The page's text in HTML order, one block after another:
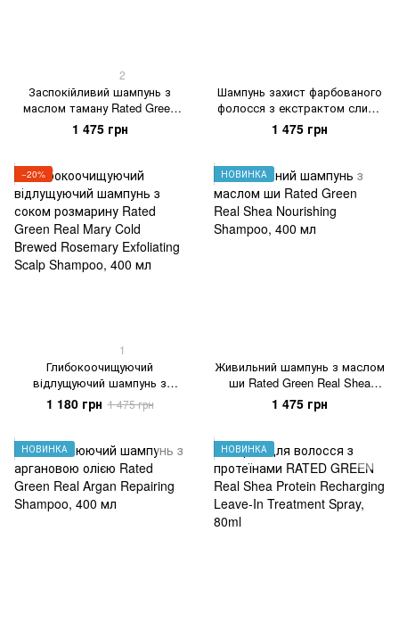
2
Заспокійливий шампунь з
маслом таману Rated Green
Real Tamanu Cold Pressed
Tamanu Oil Soothing Scalp
1 475 грн
Шампунь захист фарбованого
фолосся з екстрактом сливи
Rated Green Real Prune Color
Protecting Shampoo, 400 мл
1 475 грн
−20%
1
Глибокоочищуючий
відлущуючий шампунь з
соком розмарину Rated Green
Real Mary Cold Brewed
Shampoo, 400 мл
1 180 грн 1 475 грн
НОВИНКА
Живильний шампунь з маслом
ши Rated Green Real Shea
Nourishing Shampoo, 400 мл
1 475 грн
НОВИНКА НОВИНКА